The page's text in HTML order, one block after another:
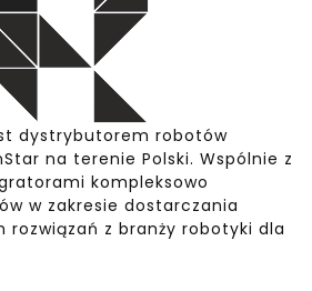
dystrybutorem robotów
na terenie Polski. Wspólnie z
kompleksowo
w zakresie dostarczania
z branży robotyki dla